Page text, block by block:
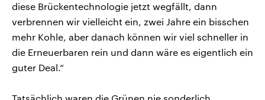
diese Brückentechnologie jetzt wegfällt, dann
verbrennen wir vielleicht ein, zwei Jahre ein bisschen
mehr Kohle, aber danach können wir viel schneller in
die Erneuerbaren rein und dann wäre es eigentlich ein
guter Deal.“